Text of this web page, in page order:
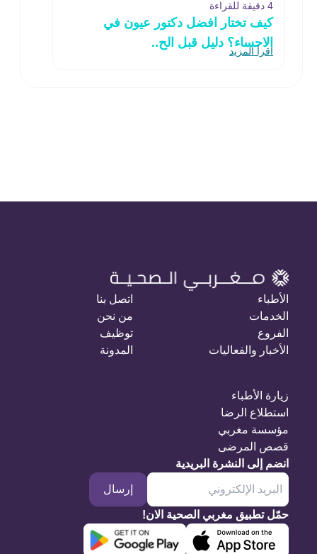
4 دقيقة للقراءة
كيف تختار افضل دكتور عيون في
الاحساء؟ دليل قبل الح..
اقرأ المزيد
الأطباء
الخدمات
الفروع
الأخبار والفعاليات
اتصل بنا
من نحن
توظيف
المدونة
زيارة الأطباء
استطلاع الرضا
مؤسسة مغربي
قصص المرضى
انضم إلى النشرة البريدية
إرسال
حمّل تطبيق مغربي الصحية الان!